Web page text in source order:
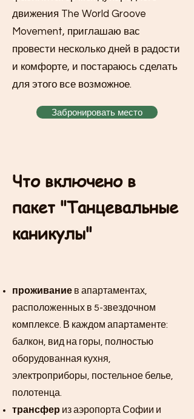
движения The World Groove
Movement, приглашаю вас
провести несколько дней в радости
и комфорте, и постараюсь сделать
для этого все возможное.
Забронировать место
Что включено в
пакет "Танцевальные
каникулы"
проживание в апартаментах,
расположенных в 5-звездочном
комплексе. В каждом апартаменте:
балкон, вид на горы, полностью
оборудованная кухня,
электроприборы, постельное белье,
полотенца.
трансфер из аэропорта Софии и